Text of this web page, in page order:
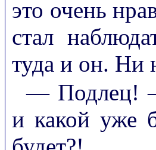
это очень
стал
туда и он. Ни
— Подлец!
и какой уже